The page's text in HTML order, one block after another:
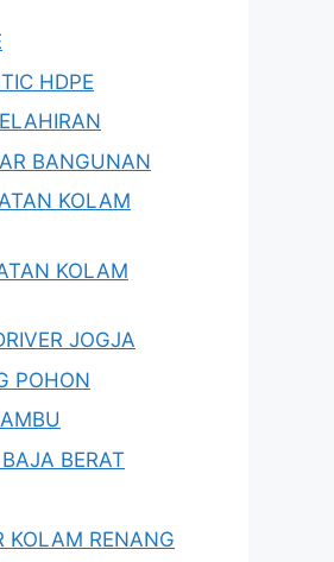
HDPE
BANGUNAN
KOLAM
KOLAM
JOGJA
POHON
BERAT
KOLAM RENANG